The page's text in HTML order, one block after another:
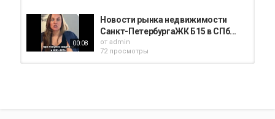
00:08
Новости рынка недвижимости
Санкт-ПетербургаЖК Б15 в СПб...
от admin
72 просмотры